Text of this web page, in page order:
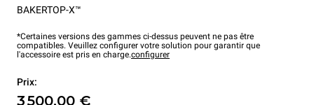
BAKERTOP-X™
*Certaines versions des gammes ci-dessus peuvent ne pas être
compatibles. Veuillez configurer votre solution pour garantir que
l'accessoire est pris en charge.configurer
Prix:
3 500,00 €